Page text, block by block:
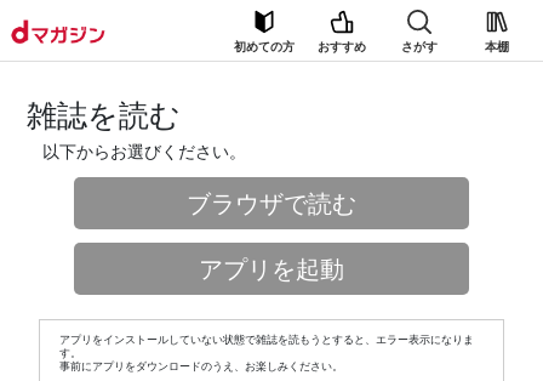
初めての方 おすすめ さがす 本棚
雑誌を読む
以下からお選びください。
ブラウザで読む
アプリを起動
アプリをインストールしていない状態で雑誌を読もうとすると、エラー表示になりま
す。
事前にアプリをダウンロードのうえ、お楽しみください。